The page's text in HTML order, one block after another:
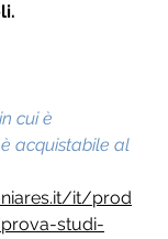
cui è
acquistabile al
it/prod
studi-